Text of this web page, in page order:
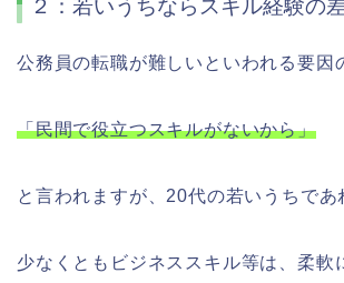
２：若いうちならスキル経験の
公務員の転職が難しいといわれる要因
「民間で役立つスキルがないから」
と言われますが、20代の若いうちであ
少なくともビジネススキル等は、柔軟